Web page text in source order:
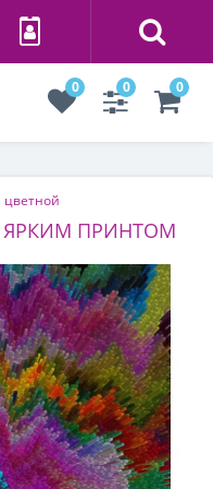
0 0 0
ПРИНТОМ